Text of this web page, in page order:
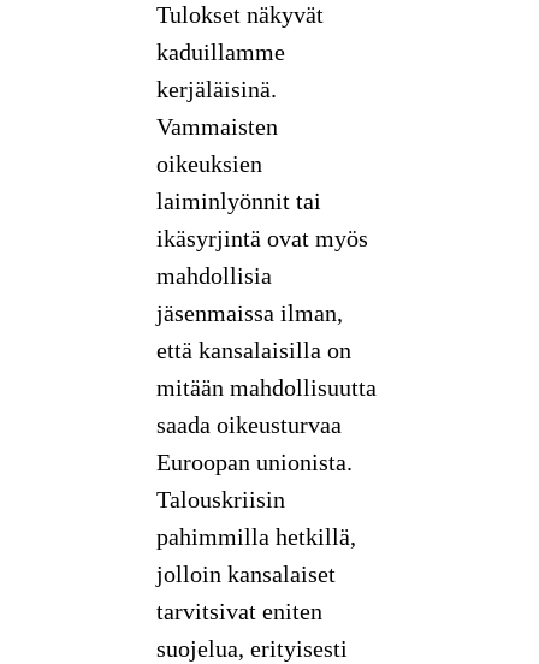
Tulokset näkyvät
kaduillamme
kerjäläisinä.
Vammaisten
oikeuksien
laiminlyönnit tai
ikäsyrjintä ovat myös
mahdollisia
jäsenmaissa ilman,
että kansalaisilla on
mitään mahdollisuutta
saada oikeusturvaa
Euroopan unionista.
Talouskriisin
pahimmilla hetkillä,
jolloin kansalaiset
tarvitsivat eniten
suojelua, erityisesti